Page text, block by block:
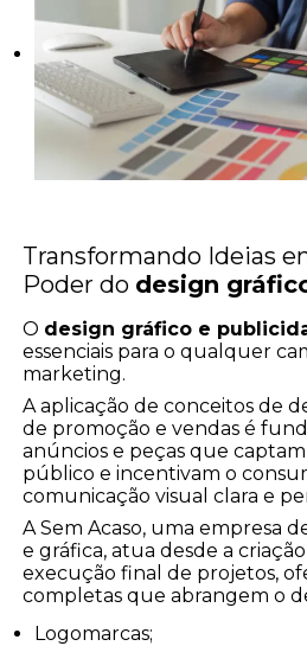
Transformando Ideias
Poder do design
O design gráfico e
essenciais para o qualquer
marketing.
A aplicação de conceitos de
de promoção e vendas é
anúncios e peças que
público e incentivam o
comunicação visual clara e
A Sem Acaso, uma empresa
e gráfica, atua desde a
execução final de projetos,
completas que abrangem o
Logomarcas;